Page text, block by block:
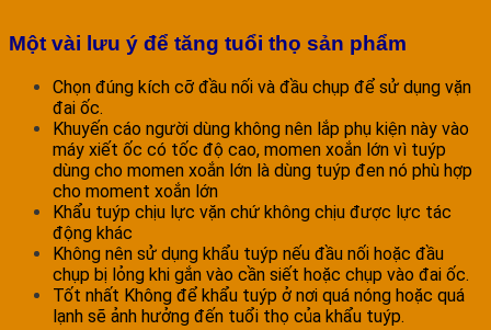
Một vài lưu ý để tăng tuổi thọ sản phẩm
Chọn đúng kích cỡ đầu nối và đầu chụp để sử dụng vặn
đai ốc.
Khuyến cáo người dùng không nên lắp phụ kiện này vào
máy xiết ốc có tốc độ cao, momen xoắn lớn vì tuýp
dùng cho momen xoắn lớn là dùng tuýp đen nó phù hợp
cho moment xoắn lớn
Khẩu tuýp chịu lực vặn chứ không chịu được lực tác
động khác
Không nên sử dụng khẩu tuýp nếu đầu nối hoặc đầu
chụp bị lỏng khi gắn vào cần siết hoặc chụp vào đai ốc.
Tốt nhất Không để khẩu tuýp ở nơi quá nóng hoặc quá
lạnh sẽ ảnh hưởng đến tuổi thọ của khẩu tuýp.